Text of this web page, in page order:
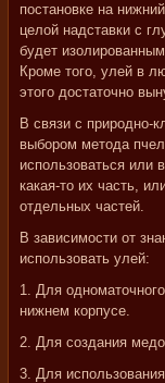
постановке на
целой надставки с
будет
Кроме того, улей в
этого достаточно
В связи с природно-
выбором метода
использоваться или
какая-то их часть,
отдельных частей.
В зависимости от
использовать улей:
1. Для
нижнем корпусе.
2. Для создания
3. Для